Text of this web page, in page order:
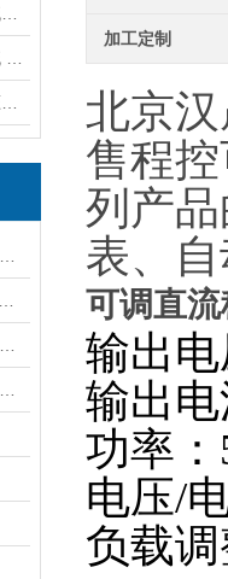
加工定制
北京
售程
列产
表、
可调直
输出
输出
功率：
电压/
负载